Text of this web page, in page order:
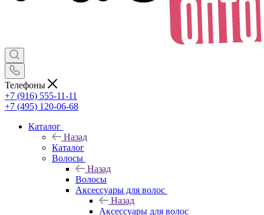
Телефоны
+7 (916) 555-11-11
+7 (495) 120-06-68
Каталог
Назад
Каталог
Волосы
Назад
Волосы
Аксессуары для волос
Назад
Аксессуары для волос